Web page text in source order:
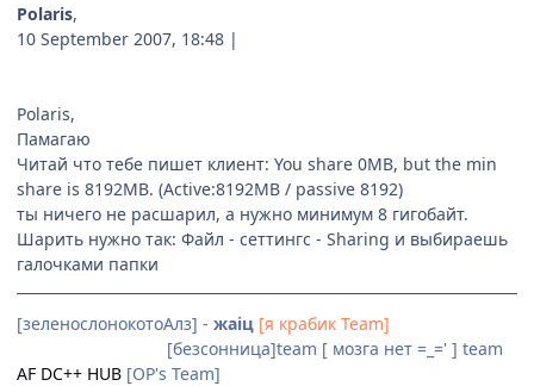
Polaris,
10 September 2007, 18:48 |
Polaris,
Памагаю
Читай что тебе пишет клиент: You share 0MB, but the min
share is 8192MB. (Active:8192MB / passive 8192)
ты ничего не расшарил, а нужно минимум 8 гигобайт.
Шарить нужно так: Файл - сеттингс - Sharing и выбираешь
галочками папки
[зеленослонокотоАлз] - жаiц [я крабик Team]
[безсонница]team [ мозга нет =_=' ] team
AF DC++ HUB [OP's Team]